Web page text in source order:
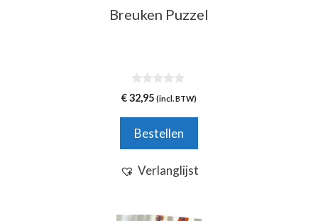
Breuken Puzzel
0
v
5
€32,95 (incl. BTW)
Bestellen
Verlanglijst